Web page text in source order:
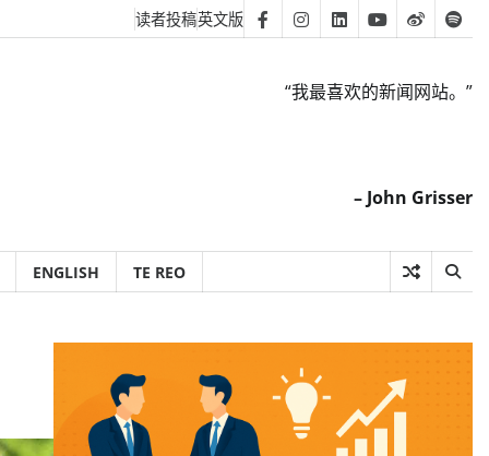
读者投稿英文版 FacebookInstagram
LinkedinYoutube
Weibo
“我最喜欢的新闻网站。”
– John Grisser
ENGLISH TE REO